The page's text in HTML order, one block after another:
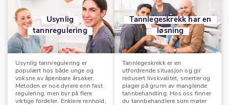
Usynlig
tannregulering
Usynlig tannregulering er
populært hos både unge og
voksne av åpenbare årsaker.
Metoden er noe dyrere enn fast
regulering, men byr på flere
viktige fordeler. Enklere renhold,
Tannlegeskrekk har en
løsning
Tannlegeskrekk er en
utfordrende situasjon og gir
redusert livskvalitet, smerter og
plager på grunn av manglende
tannbehandling. Hos oss finner
du tannbehandlere som møter